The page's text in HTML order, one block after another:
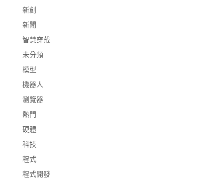
新創
新聞
智慧穿戴
未分類
模型
機器人
瀏覽器
熱門
硬體
科技
程式
程式開發